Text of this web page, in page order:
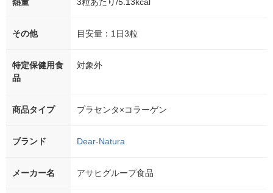
熱量 3粒あたり/5.13kcal
その他 目安量：1日3粒
特定保健用食
品
対象外
商品タイプ プラセンタ×コラーゲン
ブランド Dear-Natura
メーカー名 アサヒグループ食品